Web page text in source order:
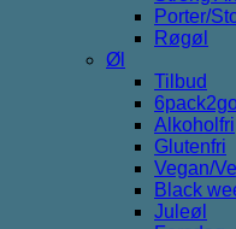
Porter/
Røgøl
Øl
Tilbud
Alkoholfri
Glutenfri
Vegan/
Black
Juleøl